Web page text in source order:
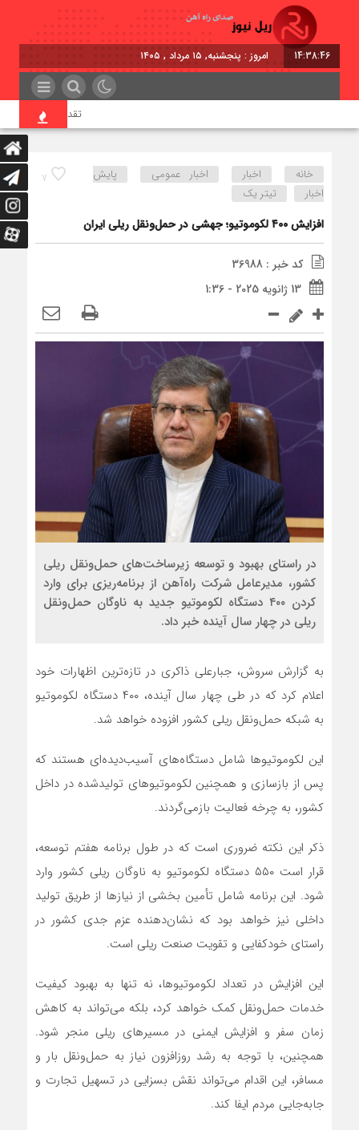
14:38:46 امروز : پنجشنبه, ۱۵ مرداد , ۱۴۰۵
تقدیر معاون اول
7 خانه اخبار اخبار عمومی
پایش
اخبار
تیتر یک
افزایش ۴۰۰ لکوموتیو؛ جهشی در حمل‌ونقل ریلی ایران
کد خبر : 36988
13 ژانویه 2025 - 1:36
در راستای بهبود و توسعه زیرساخت‌های حمل‌ونقل ریلی
کشور، مدیرعامل شرکت راه‌آهن از برنامه‌ریزی برای وارد
کردن ۴۰۰ دستگاه لکوموتیو جدید به ناوگان حمل‌ونقل
ریلی در چهار سال آینده خبر داد.
به گزارش سروش، جبارعلی ذاکری در تازه‌ترین اظهارات خود
اعلام کرد که در طی چهار سال آینده، ۴۰۰ دستگاه لکوموتیو
به شبکه حمل‌ونقل ریلی کشور افزوده خواهد شد.
این لکوموتیوها شامل دستگاه‌های آسیب‌دیده‌ای هستند که
پس از بازسازی و همچنین لکوموتیوهای تولیدشده در داخل
کشور، به چرخه فعالیت بازمی‌گردند.
ذکر این نکته ضروری است که در طول برنامه هفتم توسعه،
قرار است ۵۵۰ دستگاه لکوموتیو به ناوگان ریلی کشور وارد
شود. این برنامه شامل تأمین بخشی از نیازها از طریق تولید
داخلی نیز خواهد بود که نشان‌دهنده عزم جدی کشور در
راستای خودکفایی و تقویت صنعت ریلی است.
این افزایش در تعداد لکوموتیوها، نه تنها به بهبود کیفیت
خدمات حمل‌ونقل کمک خواهد کرد، بلکه می‌تواند به کاهش
زمان سفر و افزایش ایمنی در مسیرهای ریلی منجر شود.
همچنین، با توجه به رشد روزافزون نیاز به حمل‌ونقل بار و
مسافر، این اقدام می‌تواند نقش بسزایی در تسهیل تجارت و
جابه‌جایی مردم ایفا کند.